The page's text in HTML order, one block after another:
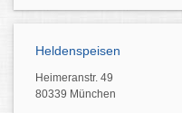
Heldenspeisen
Heimeranstr. 49
80339 München